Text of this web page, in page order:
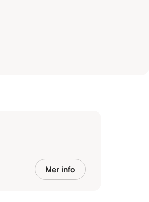
Mer info